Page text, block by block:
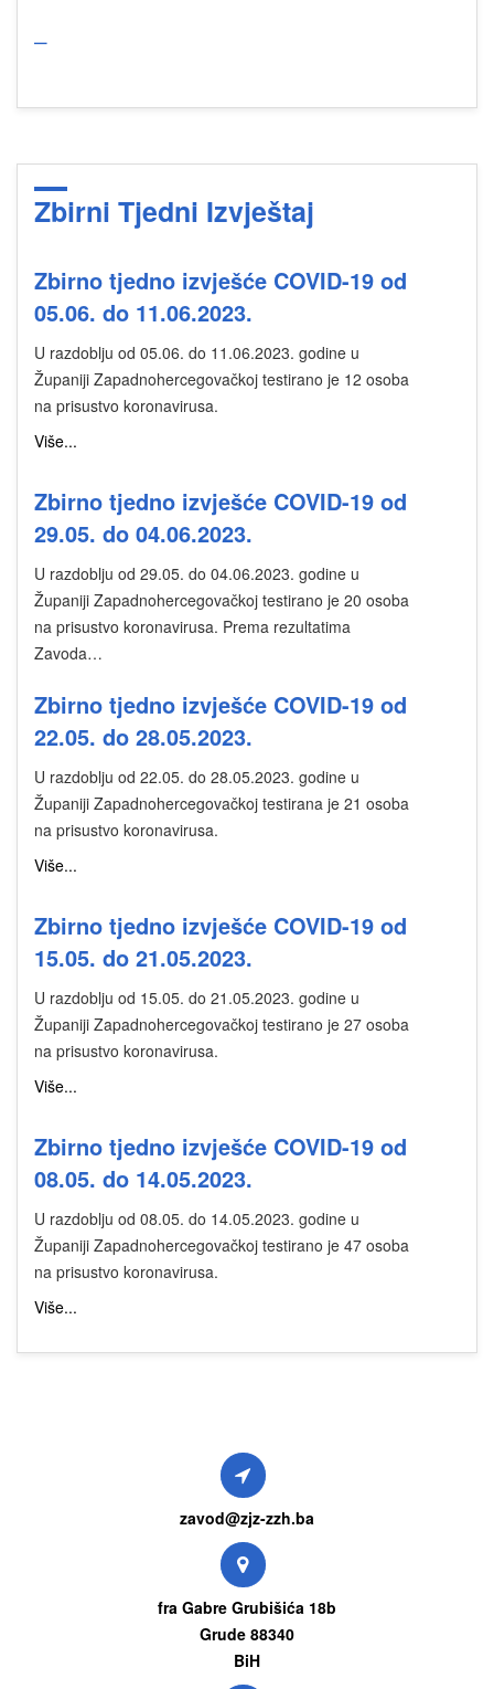
Zbirni Tjedni Izvještaj
Zbirno tjedno izvješće COVID-19 od
05.06. do 11.06.2023.
U razdoblju od 05.06. do 11.06.2023. godine u
Županiji Zapadnohercegovačkoj testirano je 12 osoba
na prisustvo koronavirusa.
Više...
Zbirno tjedno izvješće COVID-19 od
29.05. do 04.06.2023.
U razdoblju od 29.05. do 04.06.2023. godine u
Županiji Zapadnohercegovačkoj testirano je 20 osoba
na prisustvo koronavirusa. Prema rezultatima
Zavoda…
Zbirno tjedno izvješće COVID-19 od
22.05. do 28.05.2023.
U razdoblju od 22.05. do 28.05.2023. godine u
Županiji Zapadnohercegovačkoj testirana je 21 osoba
na prisustvo koronavirusa.
Više...
Zbirno tjedno izvješće COVID-19 od
15.05. do 21.05.2023.
U razdoblju od 15.05. do 21.05.2023. godine u
Županiji Zapadnohercegovačkoj testirano je 27 osoba
na prisustvo koronavirusa.
Više...
Zbirno tjedno izvješće COVID-19 od
08.05. do 14.05.2023.
U razdoblju od 08.05. do 14.05.2023. godine u
Županiji Zapadnohercegovačkoj testirano je 47 osoba
na prisustvo koronavirusa.
Više...
zavod@zjz-zzh.ba
fra Gabre Grubišića 18b
Grude 88340
BiH